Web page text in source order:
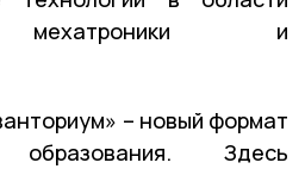
мехатроники и
– новый формат
образования. Здесь